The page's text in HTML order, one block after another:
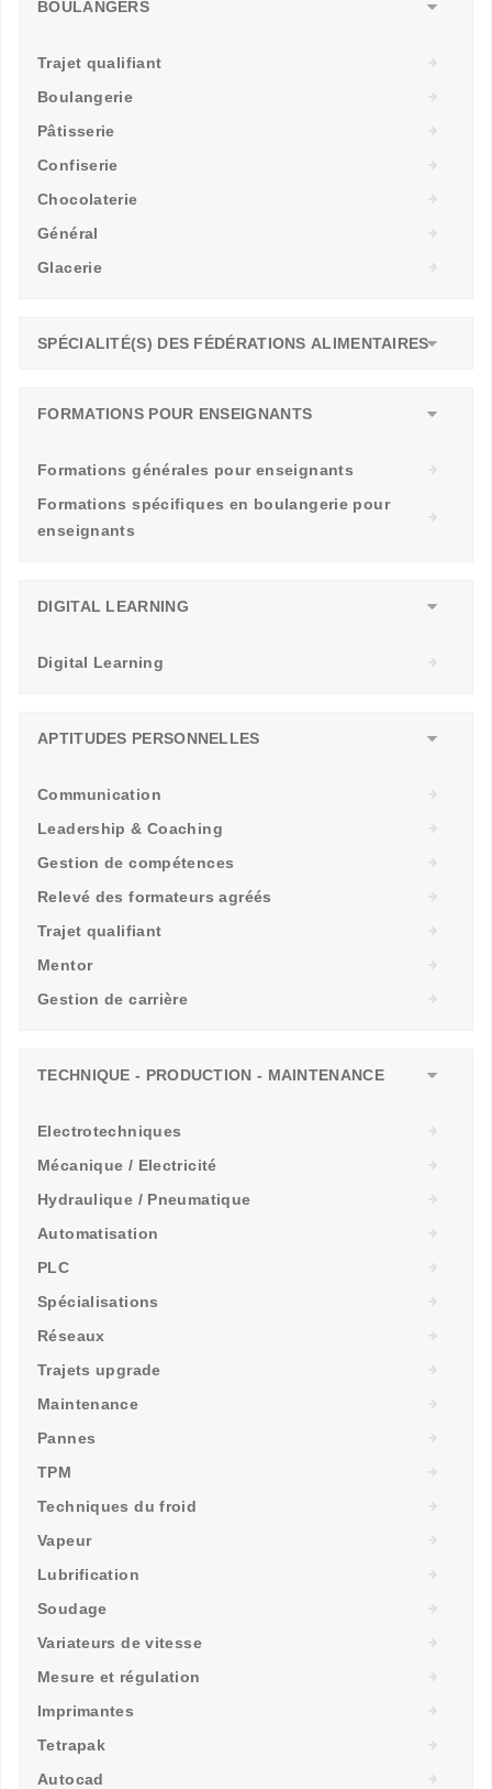
BOULANGERS
Trajet qualifiant
Boulangerie
Pâtisserie
Confiserie
Chocolaterie
Général
Glacerie
SPÉCIALITÉ(S) DES FÉDÉRATIONS ALIMENTAIRES
FORMATIONS POUR ENSEIGNANTS
Formations générales pour enseignants
Formations spécifiques en boulangerie pour
enseignants
DIGITAL LEARNING
Digital Learning
APTITUDES PERSONNELLES
Communication
Leadership & Coaching
Gestion de compétences
Relevé des formateurs agréés
Trajet qualifiant
Mentor
Gestion de carrière
TECHNIQUE - PRODUCTION - MAINTENANCE
Electrotechniques
Mécanique / Electricité
Hydraulique / Pneumatique
Automatisation
PLC
Spécialisations
Réseaux
Trajets upgrade
Maintenance
Pannes
TPM
Techniques du froid
Vapeur
Lubrification
Soudage
Variateurs de vitesse
Mesure et régulation
Imprimantes
Tetrapak
Autocad